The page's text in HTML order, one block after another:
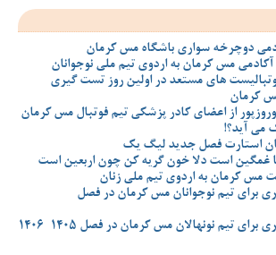
دوچرخه سواری باشگاه مس کرمان
مس کرمان به اردوی تیم ملی نوجوانان
های مستعد در اولین روز تست گیری
کرمان
از اعضای کادر پزشکی تیم فوتبال مس کرمان
استارت فصل جدید لیگ یک
ها غمگین است دلا خون گریه کن چون اربعین است
مس کرمان به اردوی تیم ملی زنان
برای تیم نوجوانان مس کرمان در فصل
تیم نونهالان مس کرمان در فصل 1405-1406